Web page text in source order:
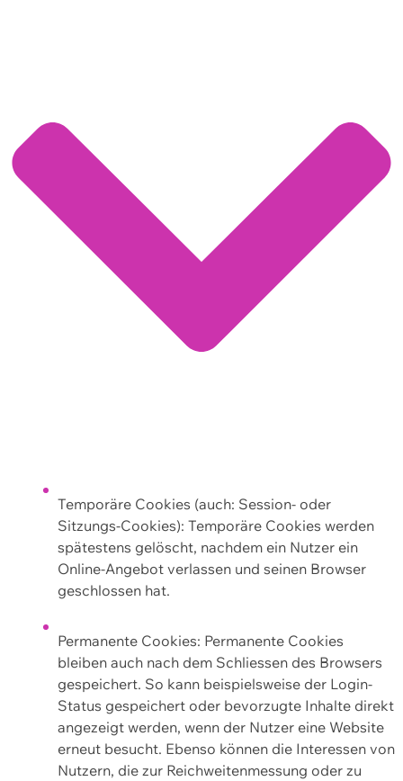
Temporäre Cookies (auch: Session- oder
Sitzungs-Cookies): Temporäre Cookies werden
spätestens gelöscht, nachdem ein Nutzer ein
Online-Angebot verlassen und seinen Browser
geschlossen hat.
Permanente Cookies: Permanente Cookies
bleiben auch nach dem Schliessen des Browsers
gespeichert. So kann beispielsweise der Login-
Status gespeichert oder bevorzugte Inhalte direkt
angezeigt werden, wenn der Nutzer eine Website
erneut besucht. Ebenso können die Interessen von
Nutzern, die zur Reichweitenmessung oder zu